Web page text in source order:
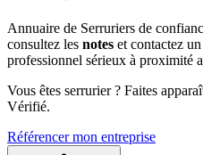
Annuaire de Serruriers de
consultez les notes et contactez
professionnel sérieux à proximité
Vous êtes serrurier ? Faites
Vérifié.
Référencer mon entreprise